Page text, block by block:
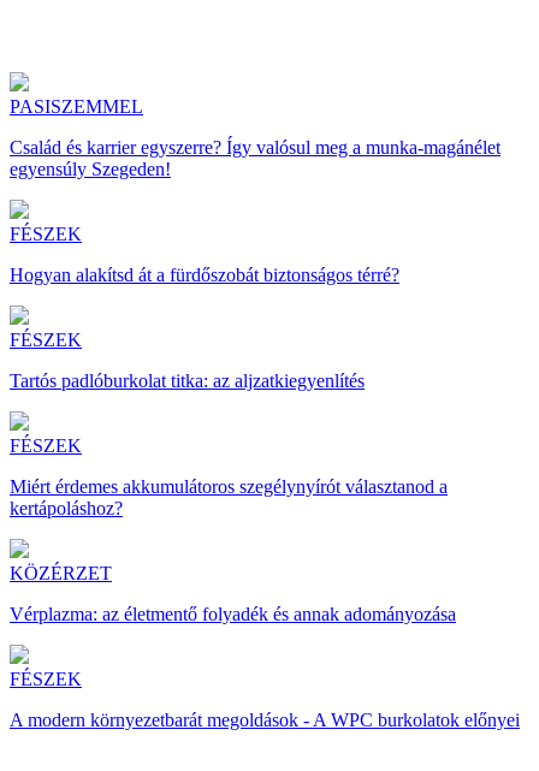
PASISZEMMEL
Család és karrier egyszerre? Így valósul meg a munka-magánélet
egyensúly Szegeden!
FÉSZEK
Hogyan alakítsd át a fürdőszobát biztonságos térré?
FÉSZEK
Tartós padlóburkolat titka: az aljzatkiegyenlítés
FÉSZEK
Miért érdemes akkumulátoros szegélynyírót választanod a
kertápoláshoz?
KÖZÉRZET
Vérplazma: az életmentő folyadék és annak adományozása
FÉSZEK
A modern környezetbarát megoldások - A WPC burkolatok előnyei